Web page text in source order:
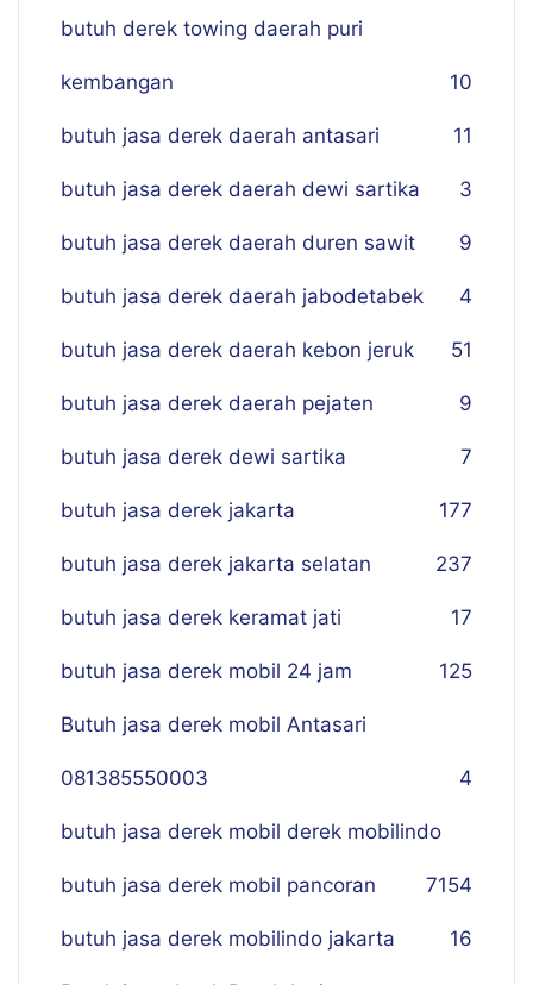
butuh derek towing daerah puri
kembangan 10
butuh jasa derek daerah antasari 11
butuh jasa derek daerah dewi sartika 3
butuh jasa derek daerah duren sawit 9
butuh jasa derek daerah jabodetabek 4
butuh jasa derek daerah kebon jeruk 51
butuh jasa derek daerah pejaten 9
butuh jasa derek dewi sartika 7
butuh jasa derek jakarta 177
butuh jasa derek jakarta selatan 237
butuh jasa derek keramat jati 17
butuh jasa derek mobil 24 jam 125
Butuh jasa derek mobil Antasari
081385550003 4
butuh jasa derek mobil derek mobilindo
154
butuh jasa derek mobil pancoran 7
butuh jasa derek mobilindo jakarta 16